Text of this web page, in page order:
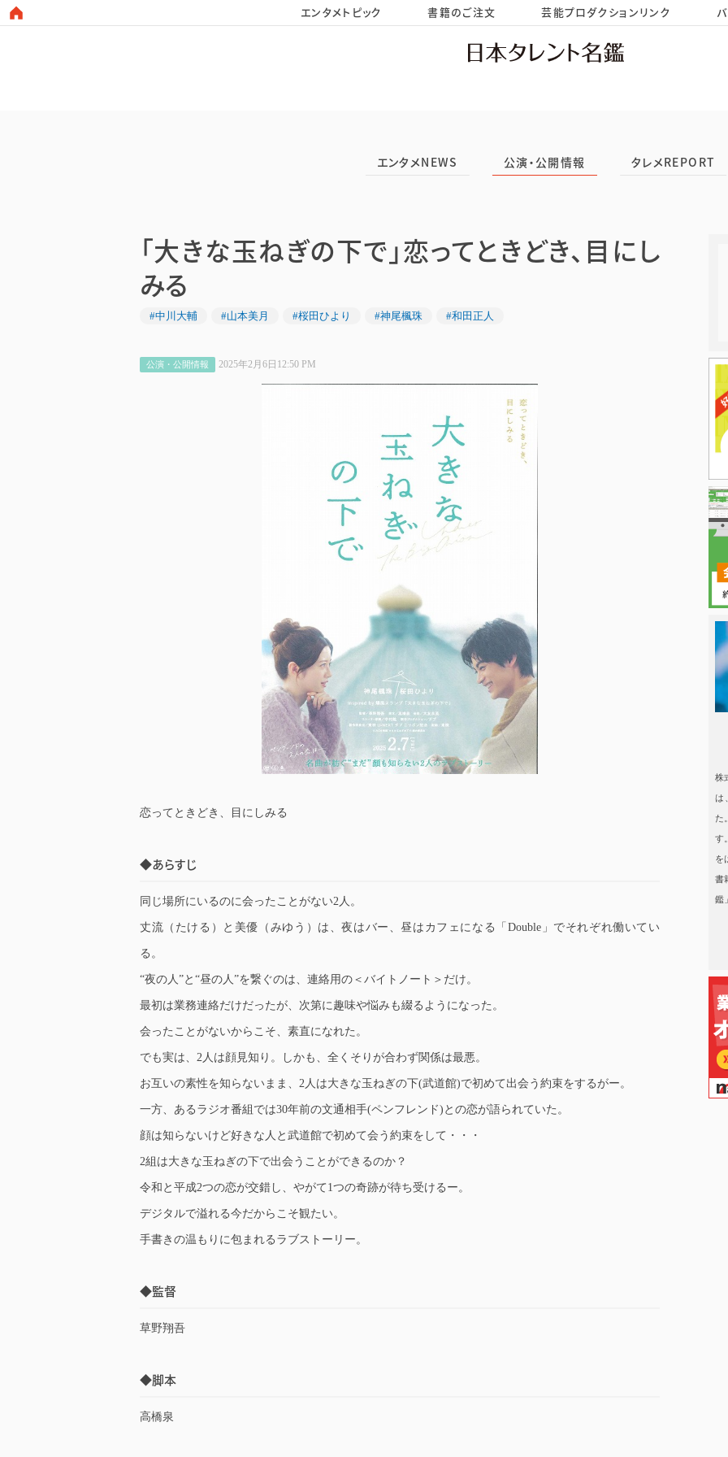
HOME お問い合わせ
エンタメトピック 書籍のご注文 芸能プロダクションリンク
エンタメNEWS 公演・公開情報 タレメREPORT
「大きな玉ねぎの下で」恋ってときどき、目にし
みる
#中川大輔 #山本美月 #桜田ひより #神尾楓珠 #和田正人
公演・公開情報 2025年2月6日12:50 PM
恋ってときどき、目にしみる
◆あらすじ
同じ場所にいるのに会ったことがない2人。
丈流（たける）と美優（みゆう）は、夜はバー、昼はカフェになる「Double」でそれぞれ働いてい
る。
“夜の人”と“昼の人”を繋ぐのは、連絡用の＜バイトノート＞だけ。
最初は業務連絡だけだったが、次第に趣味や悩みも綴るようになった。
会ったことがないからこそ、素直になれた。
でも実は、2人は顔見知り。しかも、全くそりが合わず関係は最悪。
お互いの素性を知らないまま、2人は大きな玉ねぎの下(武道館)で初めて出会う約束をするがー。
一方、あるラジオ番組では30年前の文通相手(ペンフレンド)との恋が語られていた。
顔は知らないけど好きな人と武道館で初めて会う約束をして・・・
2組は大きな玉ねぎの下で出会うことができるのか？
令和と平成2つの恋が交錯し、やがて1つの奇跡が待ち受けるー。
デジタルで溢れる今だからこそ観たい。
手書きの温もりに包まれるラブストーリー。
◆監督
草野翔吾
◆脚本
高橋泉
日本タレント
株
は
た
す
を
書
鑑